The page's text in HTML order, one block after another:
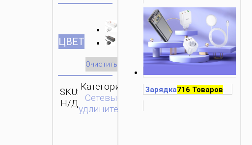
ЦВЕТ
Очистить
SKU:
Н/Д
Категория:
Сетевые
удлинители
ОТПРАВИТЬ
ЗАПРОС
Зарядка716 Товаров